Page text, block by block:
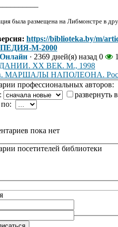
была размещена на Либмонстре в
https://biblioteka.by/
М-2000
· 2369 дней(я) назад 0
XX ВЕК. М., 1998
МАРШАЛЫ НАПОЛЕОНА.
профессиональных авторов:
развернуть
пока нет
посетителей библиотеки